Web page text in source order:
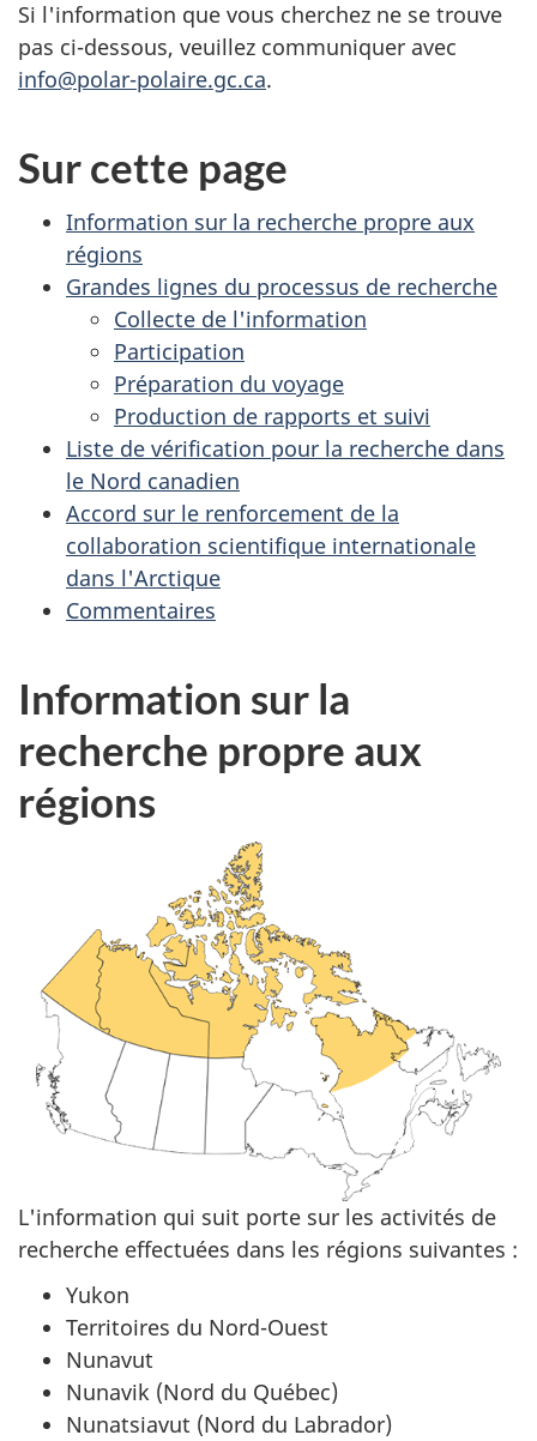
Si l'information que vous cherchez ne se trouve
pas ci-dessous, veuillez communiquer avec
info@polar-polaire.gc.ca.
Sur cette page
Information sur la recherche propre aux
régions
Grandes lignes du processus de recherche
Collecte de l'information
Participation
Préparation du voyage
Production de rapports et suivi
Liste de vérification pour la recherche dans
le Nord canadien
Accord sur le renforcement de la
collaboration scientifique internationale
dans l'Arctique
Commentaires
Information sur la
recherche propre aux
régions
L'information qui suit porte sur les activités de
recherche effectuées dans les régions suivantes :
Yukon
Territoires du Nord-Ouest
Nunavut
Nunavik (Nord du Québec)
Nunatsiavut (Nord du Labrador)